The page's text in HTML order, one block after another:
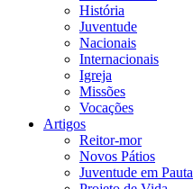
História
Juventude
Nacionais
Internacionais
Igreja
Missões
Vocações
Artigos
Reitor-mor
Novos Pátios
Juventude em Pauta